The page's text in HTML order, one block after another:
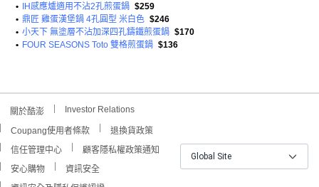
• IH感應爐適用不沾2孔煎蛋鍋 $259
• 鼎匠 雞蛋漢堡鍋 4孔圓型 米白色 $246
• 小天下 無塗層不沾加深四孔鑄鐵煎蛋鍋 $170
• FOUR SEASONS Toto 雙格煎蛋鍋 $136
關於酷澎 Investor Relations
Coupang使用者條款
退換貨政策
信任管理中心
顧客隱私權政策通知
安心購物
資訊安全
Global Site